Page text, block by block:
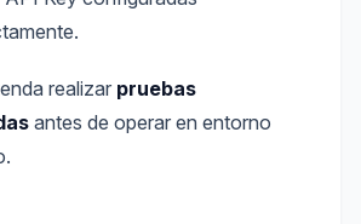
realizar pruebas
antes de operar en entorno